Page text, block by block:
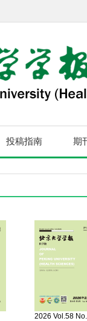
投稿指南 期
2026 Vol.58